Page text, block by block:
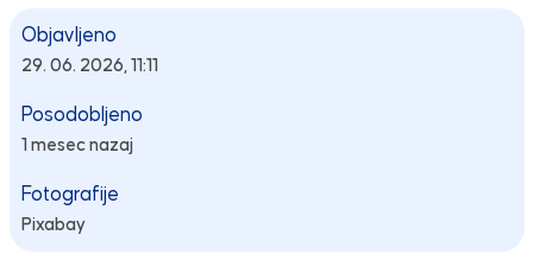
Objavljeno
29. 06. 2026, 11:11
Posodobljeno
1 mesec nazaj
Fotografije
Pixabay